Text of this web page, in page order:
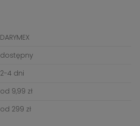
DARYMEX
dostępny
2-4 dni
od 9,99 zł
od 299 zł